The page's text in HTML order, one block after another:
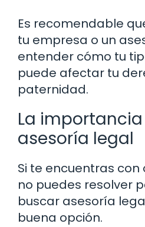
Es recomendable
tu empresa o un
entender cómo tu
puede afectar tu
paternidad.
La
asesoría legal
Si te encuentras
no puedes resolver
buscar asesoría
buena opción.